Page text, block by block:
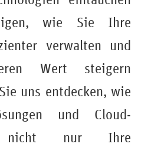
wie Sie Ihre
verwalten und
Wert steigern
uns entdecken, wie
und Cloud-
nicht nur Ihre